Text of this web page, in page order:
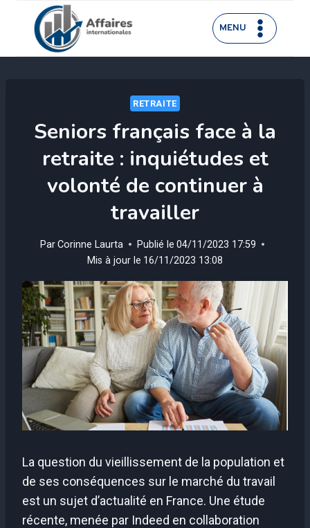
contenu
MENU
RETRAITE
Seniors français face à la
retraite : inquiétudes et
volonté de continuer à
travailler
ParCorinne Laurta Publié le 04/11/2023 17:59
Mis à jour le 16/11/2023 13:08
La question du vieillissement de la population et
de ses conséquences sur le marché du travail
est un sujet d’actualité en France. Une étude
récente, menée par Indeed en collaboration